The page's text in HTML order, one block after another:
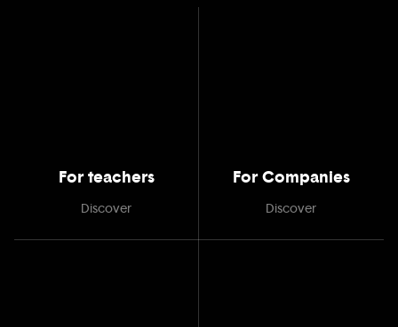
For teachers
Discover
For Companies
Discover